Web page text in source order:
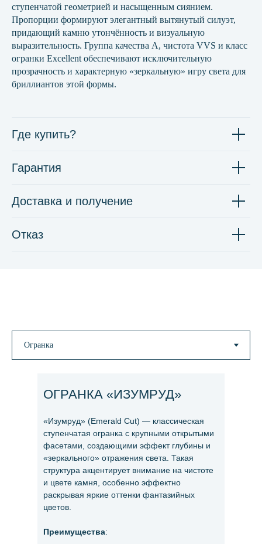
ступенчатой геометрией и насыщенным сиянием.
Пропорции формируют элегантный вытянутый силуэт,
придающий камню утончённость и визуальную
выразительность. Группа качества А, чистота VVS и класс
огранки Excellent обеспечивают исключительную
прозрачность и характерную «зеркальную» игру света для
бриллиантов этой формы.
Где купить?
Гарантия
Доставка и получение
Отказ
«Изумруд» (Emerald Cut) — классическая
ступенчатая огранка с крупными открытыми
фасетами, создающими эффект глубины и
«зеркального» отражения света. Такая
структура акцентирует внимание на чистоте
и цвете камня, особенно эффектно
раскрывая яркие оттенки фантазийных
цветов.
Преимущества:
ОГРАНКА «ИЗУМРУД»